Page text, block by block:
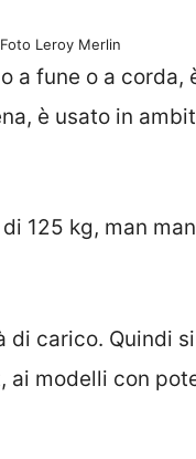
Leroy Merlin
a fune o a corda,
è usato in
125 kg, man
di carico. Quindi
modelli con